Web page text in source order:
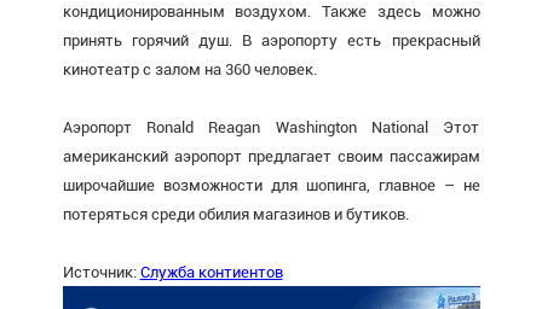
кондиционированным воздухом. Также здесь можно
принять горячий душ. В аэропорту есть прекрасный
кинотеатр с залом на 360 человек.
Аэропорт Ronald Reagan Washington National Этот
американский аэропорт предлагает своим пассажирам
широчайшие возможности для шопинга, главное – не
потеряться среди обилия магазинов и бутиков.
Источник: Служба контиентов